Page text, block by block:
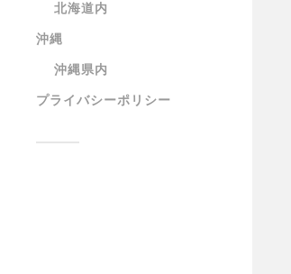
北海道内
沖縄
沖縄県内
プライバシーポリシー